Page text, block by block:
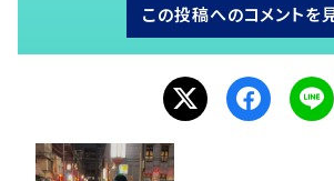
この投稿へのコメントを